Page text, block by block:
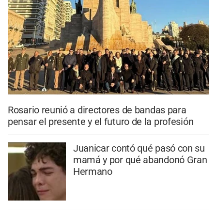
Rosario reunió a directores de bandas para
pensar el presente y el futuro de la profesión
Juanicar contó qué pasó con su
mamá y por qué abandonó Gran
Hermano